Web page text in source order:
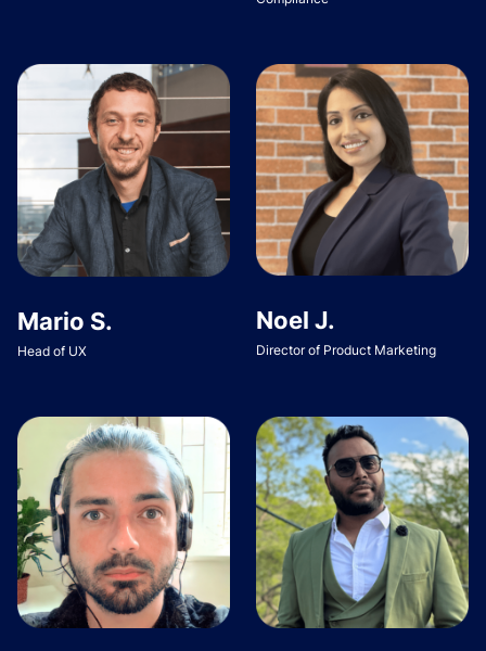
Mario S.
Head of UX
Noel J.
Director of Product Marketing